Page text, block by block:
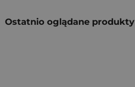
Ostatnio oglądane produkty